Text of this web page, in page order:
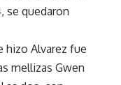
se quedaron
hizo Alvarez fue
mellizas Gwen